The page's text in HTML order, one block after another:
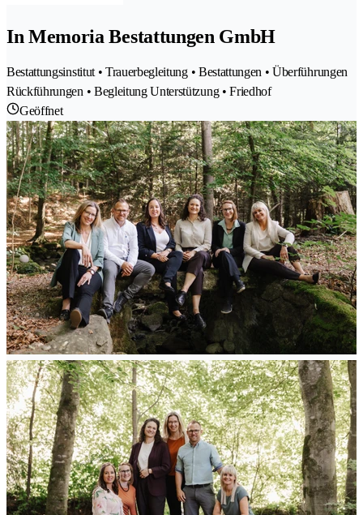
In Memoria Bestattungen GmbH
Bestattungsinstitut • Trauerbegleitung • Bestattungen • Überführungen
Rückführungen • Begleitung Unterstützung • Friedhof
Geöffnet